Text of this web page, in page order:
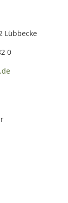
Lübbecke
0